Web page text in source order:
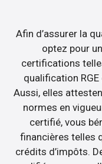
Afin d’assurer la
optez pour
certifications
qualification
Aussi, elles
normes en
certifié, vous
financières telles
crédits d’impôts.